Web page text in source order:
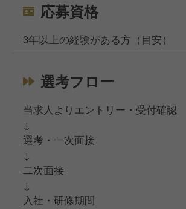
応募資格
3年以上の経験がある方（目安）
選考フロー
当求人よりエントリー・受付確認
↓
選考・一次面接
↓
二次面接
↓
入社・研修期間